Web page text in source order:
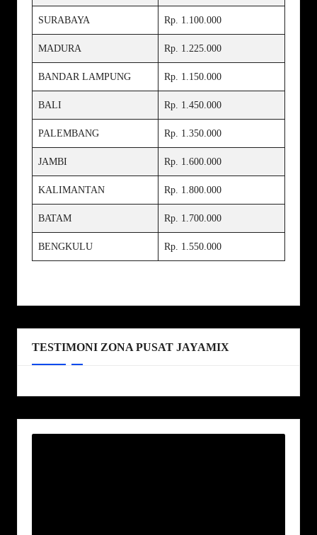
SURABAYA Rp. 1.100.000
MADURA Rp. 1.225.000
BANDAR LAMPUNG Rp. 1.150.000
BALI Rp. 1.450.000
PALEMBANG Rp. 1.350.000
JAMBI Rp. 1.600.000
KALIMANTAN Rp. 1.800.000
BATAM Rp. 1.700.000
BENGKULU Rp. 1.550.000
TESTIMONI ZONA PUSAT JAYAMIX